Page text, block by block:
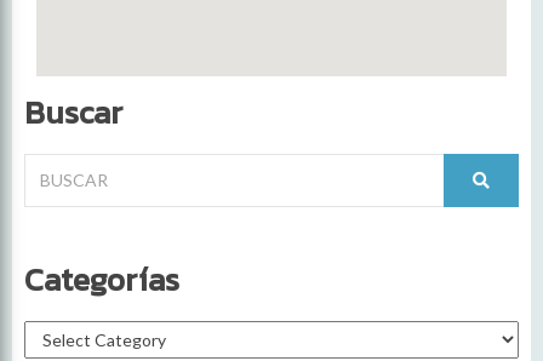
Buscar
Categorías